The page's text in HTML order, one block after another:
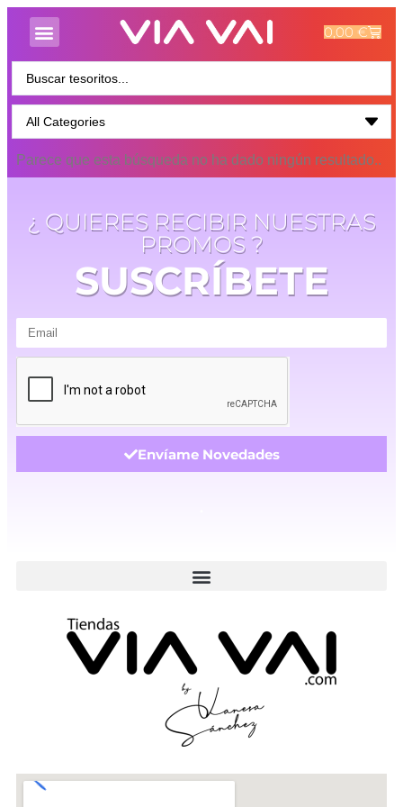
0,00€
Parece que esta búsqueda no ha dado ningún resultado..
¿ QUIERES RECIBIR NUESTRAS
PROMOS ?
SUSCRÍBETE
Envíame Novedades